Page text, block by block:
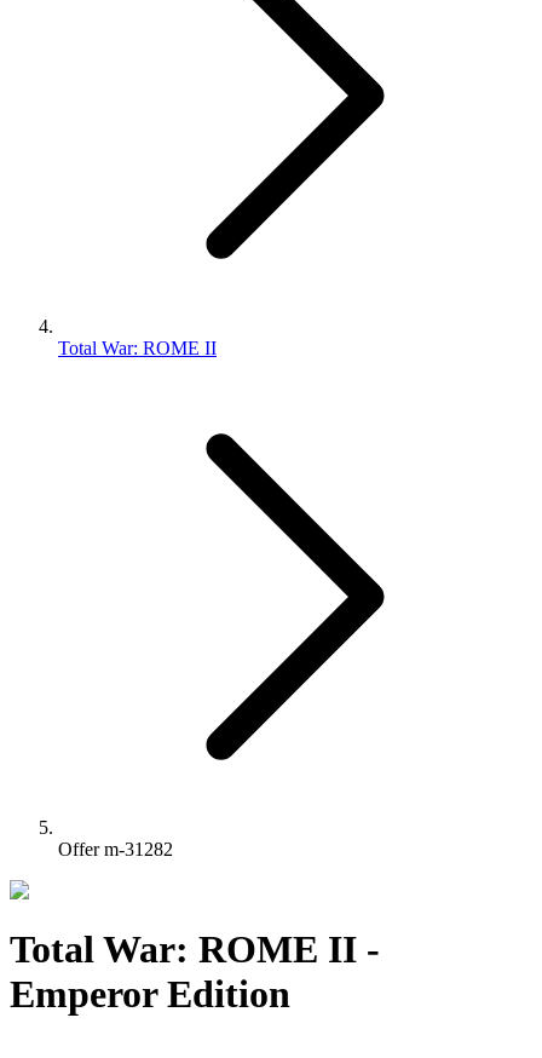
Total War: ROME II
Offer m-31282
Total War: ROME II -
Emperor Edition